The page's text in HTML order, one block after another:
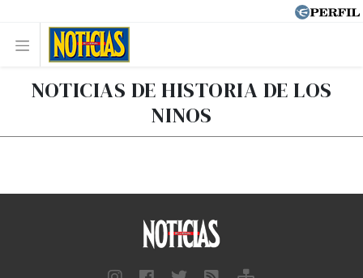
NOTICIAS DE HISTORIA DE LOS
NINOS